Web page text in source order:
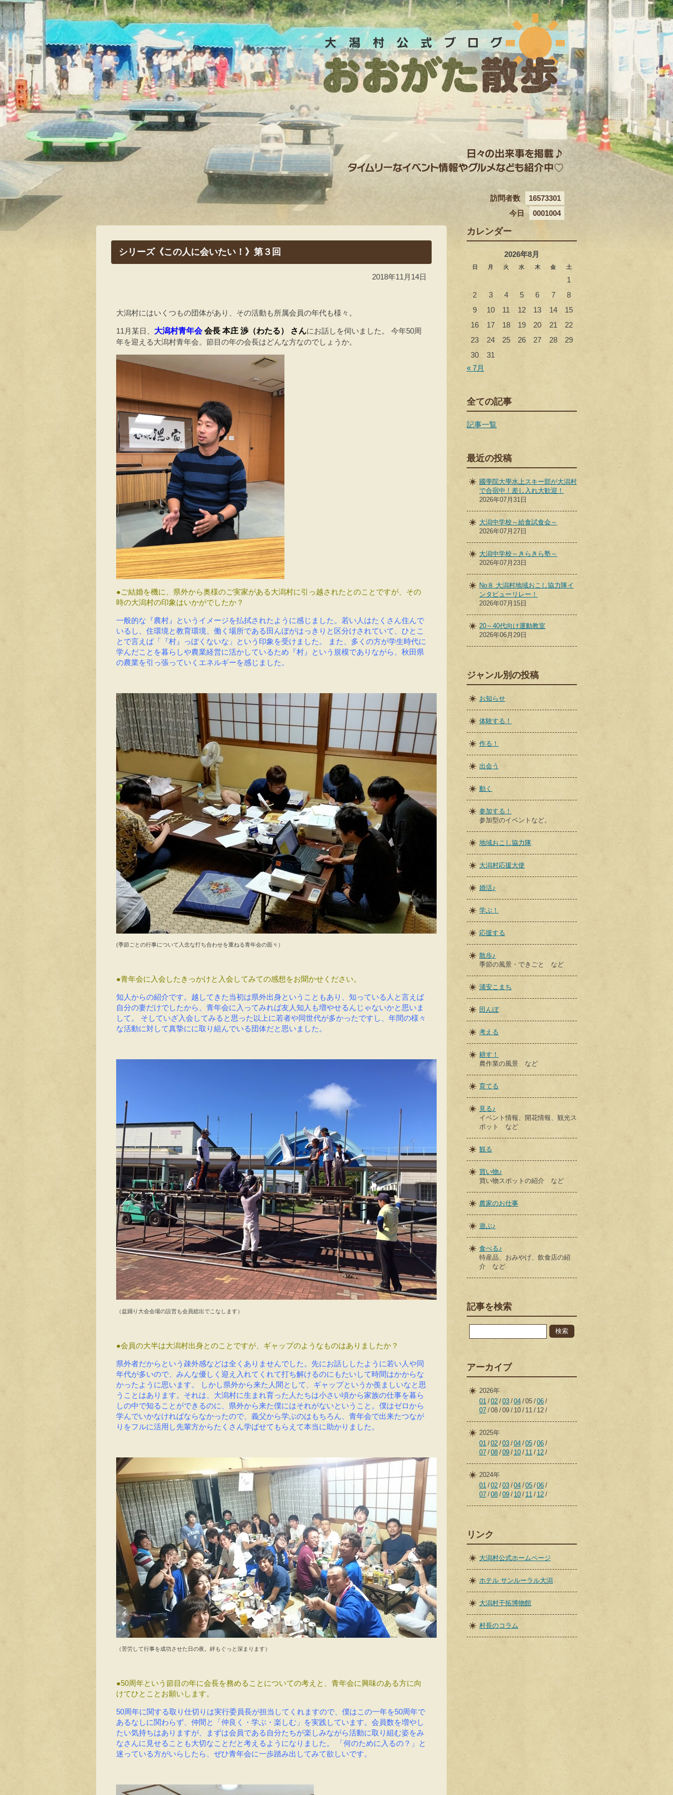
訪問者数
16573301
今日
0001004
シリーズ《この人に会いたい！》第３回
2018年11月14日
大潟村にはいくつもの団体があり、その活動も所属会員の年代も様々。
11月某日、 大潟村青年会会長 本庄 渉（わたる） さんにお話しを伺いました。 今年50周
年を迎える大潟村青年会。節目の年の会長はどんな方なのでしょうか。
●ご結婚を機に、県外から奥様のご実家がある大潟村に引っ越されたとのことですが、その
時の大潟村の印象はいかがでしたか？
一般的な『農村』というイメージを払拭されたように感じました。若い人はたくさん住んで
いるし、住環境と教育環境、働く場所である田んぼがはっきりと区分けされていて、ひとこ
とで言えば「『村』っぽくないな」という印象を受けました。
また、多くの方が学生時代に
学んだことを暮らしや農業経営に活かしているため『村』という規模でありながら、秋田県
の農業を引っ張っていくエネルギーを感じました。
(季節ごとの行事について入念な打ち合わせを重ねる青年会の面々）
●青年会に入会したきっかけと入会してみての感想をお聞かせください。
知人からの紹介です。越してきた当初は県外出身ということもあり、知っている人と言えば
自分の妻だけでしたから、青年会に入ってみれば友人知人も増やせるんじゃないかと思いま
して。
そしていざ入会してみると思った以上に若者や同世代が多かったですし、年間の様々
な活動に対して真摯にに取り組んでいる団体だと思いました。
（盆踊り大会会場の設営も会員総出でこなします）
●会員の大半は大潟村出身とのことですが、ギャップのようなものはありましたか？
県外者だからという疎外感などは全くありませんでした。先にお話ししたように若い人や同
年代が多いので、みんな優しく迎え入れてくれて打ち解けるのにもたいして時間はかからな
かったように思います。
しかし県外から来た人間として、ギャップというか羨ましいなと思
うことはあります。それは、大潟村に生まれ育った人たちは小さい頃から家族の仕事を暮ら
しの中で知ることができるのに、県外から来た僕にはそれがないということ。僕はゼロから
学んでいかなければならなかったので、義父から学ぶのはもちろん、青年会で出来たつなが
りをフルに活用し先輩方からたくさん学ばせてもらえて本当に助かりました。
（苦労して行事を成功させた日の夜。絆もぐっと深まります）
●50周年という節目の年に会長を務めることについての考えと、青年会に興味のある方に向
けてひとことお願いします。
50周年に関する取り仕切りは実行委員長が担当してくれますので、僕はこの一年を50周年で
あるなしに関わらず、仲間と「仲良く・学ぶ・楽しむ」を実践しています。会員数を増やし
たい気持ちはありますが、まずは会員である自分たちが楽しみながら活動に取り組む姿をみ
なさんに見せることも大切なことだと考えるようになりました。
「何のために入るの？」と
迷っている方がいらしたら、ぜひ青年会に一歩踏み出してみて欲しいです。
カレンダー
2026年8月
日 月 火 水 木 金 土
1
2
3 4 5 6 7
8
9
10 11 12 13 14
15
16
17 18 19 20 21
22
23
24 25 26 27 28
29
30
31
« 7月
全ての記事
記事一覧
最近の投稿
國學院大學水上スキー部が大潟村
で合宿中！差し入れ大歓迎！
2026年07月31日
大潟中学校～給食試食会～
2026年07月27日
大潟中学校～きらきら塾～
2026年07月23日
No８ 大潟村地域おこし協力隊イ
ンタビューリレー！
2026年07月15日
20～40代向け運動教室
2026年06月29日
ジャンル別の投稿
お知らせ
体験する！
作る！
出会う
動く
参加する！
参加型のイベントなど。
地域おこし協力隊
大潟村応援大使
婚活♪
学ぶ！
応援する
散歩♪
季節の風景・できごと など
浦安こまち
田んぼ
考える
耕す！
農作業の風景 など
育てる
見る♪
イベント情報、開花情報、観光ス
ポット など
観る
買い物♪
買い物スポットの紹介 など
農家のお仕事
遊ぶ♪
食べる♪
特産品、おみやげ、飲食店の紹
介 など
記事を検索
アーカイブ
2026年
01 02 03 04 05 06
07 08 09 10 11 12
2025年
01 02 03 04 05 06
07 08 09 10 11 12
2024年
01 02 03 04 05 06
07 08 09 10 11 12
リンク
大潟村公式ホームページ
ホテル サンルーラル大潟
大潟村干拓博物館
村長のコラム